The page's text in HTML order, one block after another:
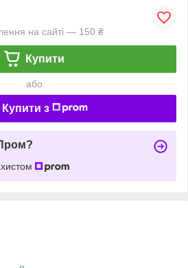
на сайті — 150 ₴
Купити
або
Купити з